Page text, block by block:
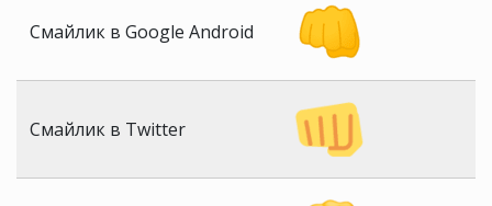
Смайлик в Google Android
Смайлик в Twitter